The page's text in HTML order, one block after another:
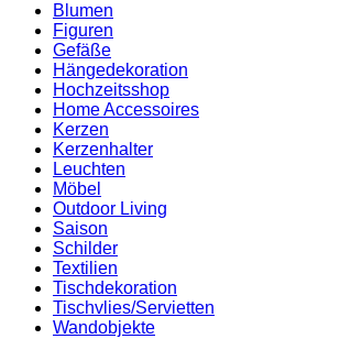
Blumen
Figuren
Gefäße
Hängedekoration
Hochzeitsshop
Home Accessoires
Kerzen
Kerzenhalter
Leuchten
Möbel
Outdoor Living
Saison
Schilder
Textilien
Tischdekoration
Tischvlies/Servietten
Wandobjekte